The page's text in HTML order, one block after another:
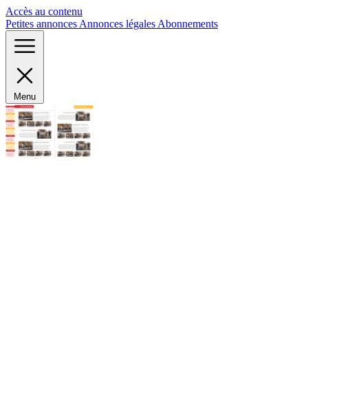
Accès au contenu
Petites annonces Annonces légales Abonnements
Menu
Panneau de gestion des cookies